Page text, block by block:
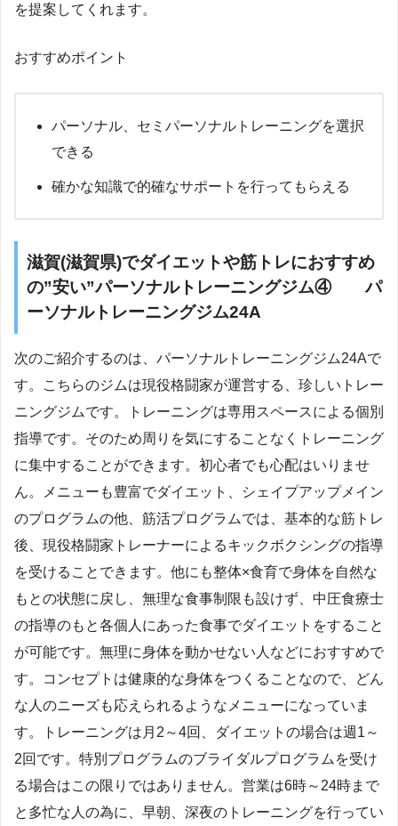
を提案してくれます。
おすすめポイント
パーソナル、セミパーソナルトレーニングを選択
できる
確かな知識で的確なサポートを行ってもらえる
滋賀(滋賀県)でダイエットや筋トレにおすすめ
の”安い”パーソナルトレーニングジム④ パ
ーソナルトレーニングジム24A
次のご紹介するのは、パーソナルトレーニングジム24Aで
す。こちらのジムは現役格闘家が運営する、珍しいトレー
ニングジムです。トレーニングは専用スペースによる個別
指導です。そのため周りを気にすることなくトレーニング
に集中することができます。初心者でも心配はいりませ
ん。メニューも豊富でダイエット、シェイプアップメイン
のプログラムの他、筋活プログラムでは、基本的な筋トレ
後、現役格闘家トレーナーによるキックボクシングの指導
を受けることできます。他にも整体×食育で身体を自然な
もとの状態に戻し、無理な食事制限も設けず、中圧食療士
の指導のもと各個人にあった食事でダイエットをすること
が可能です。無理に身体を動かせない人などにおすすめで
す。コンセプトは健康的な身体をつくることなので、どん
な人のニーズも応えられるようなメニューになっていま
す。トレーニングは月2～4回、ダイエットの場合は週1～
2回です。特別プログラムのブライダルプログラムを受け
る場合はこの限りではありません。営業は6時～24時まで
と多忙な人の為に、早朝、深夜のトレーニングを行ってい